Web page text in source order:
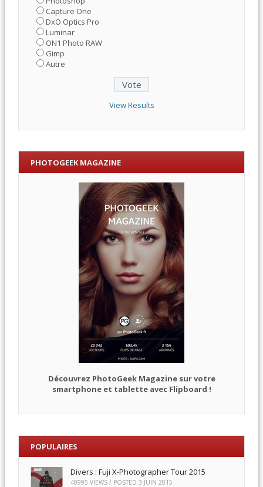
Capture One
DxO Optics Pro
Luminar
ON1 Photo RAW
Gimp
Autre
View Results
PHOTOGEEK MAGAZINE
Découvrez PhotoGeek Magazine sur votre
smartphone et tablette avec Flipboard !
POPULAIRES
Divers : Fuji X-Photographer Tour 2015
40995 VIEWS / POSTED 3 JUIN 2015